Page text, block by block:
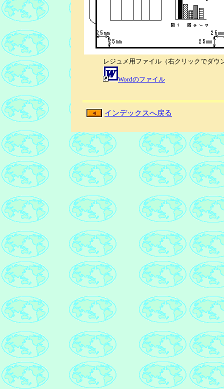
レジュメ用ファイル（右クリックでダウ
Wordのファイル
インデックスへ戻る